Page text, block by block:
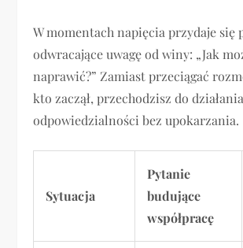
W momentach napięcia przydaje się
odwracające uwagę od winy: „Jak
naprawić?” Zamiast przeciągać
kto zaczął, przechodzisz do
odpowiedzialności bez upokarzania.
Sytuacja
Pytanie
budujące
współpracę